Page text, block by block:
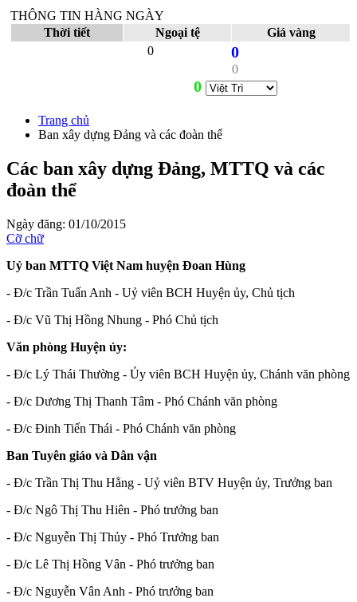
THÔNG TIN HÀNG NGÀY
Thời tiết
Ngoại tệ
Giá vàng
0
0
0
0
Trang chủ
Ban xây dựng Đảng và các đoàn thể
Các ban xây dựng Đảng, MTTQ và các
đoàn thể
Ngày đăng: 01/10/2015
Cỡ chữ
Uỷ ban MTTQ Việt Nam huyện Đoan Hùng
- Đ/c Trần Tuấn Anh - Uỷ viên BCH Huyện ủy, Chủ tịch
- Đ/c Vũ Thị Hồng Nhung - Phó Chủ tịch
Văn phòng Huyện ủy:
- Đ/c Lý Thái Thường - Ủy viên BCH Huyện ủy, Chánh văn phòng
- Đ/c Dương Thị Thanh Tâm - Phó Chánh văn phòng
- Đ/c Đinh Tiến Thái - Phó Chánh văn phòng
Ban Tuyên giáo và Dân vận
- Đ/c Trần Thị Thu Hằng - Uỷ viên BTV Huyện ủy, Trưởng ban
- Đ/c Ngô Thị Thu Hiên - Phó trưởng ban
- Đ/c Nguyễn Thị Thủy - Phó Trưởng ban
- Đ/c Lê Thị Hồng Vân - Phó trưởng ban
- Đ/c Nguyễn Vân Anh - Phó trưởng ban